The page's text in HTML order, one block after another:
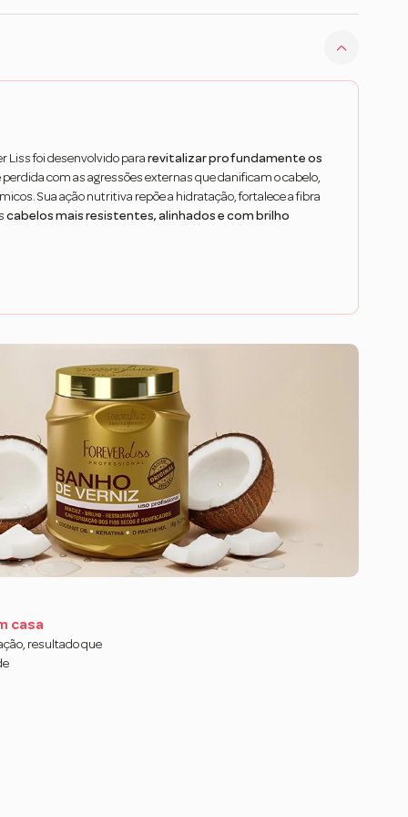
Liss foi desenvolvido para revitalizar profundamente os
com as agressões externas que danificam o cabelo,
Sua ação nutritiva repõe a hidratação, fortalece a fibra
cabelos mais resistentes, alinhados e com brilho
casa
resultado que